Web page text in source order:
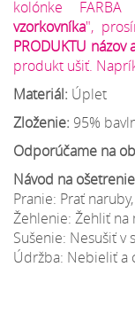
kolónke
vzorkovníka",
PRODUKTU názov
produkt ušiť.
Materiál: Úplet
Zloženie: 95%
Odporúčame na
Návod na ošetrenie
Pranie: Prať
Žehlenie: Žehliť
Sušenie: Nesušiť v
Údržba: Nebieliť a